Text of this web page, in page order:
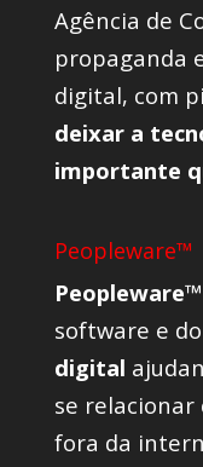
Agência de
propaganda
digital, com
deixar a
importante
Peopleware™
Peopleware™
software e
digital
se relacionar
fora da